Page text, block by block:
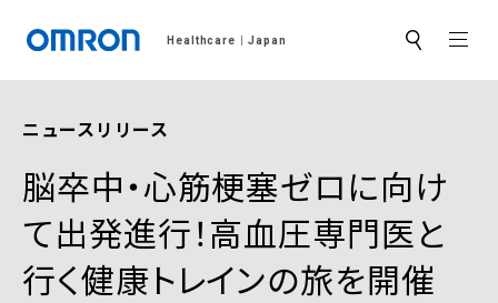
Healthcare Japan サ
ト
ニュースリリース
脳卒中・心筋梗塞ゼロに向け
て出発進行！高血圧専門医と
行く健康トレインの旅を開催